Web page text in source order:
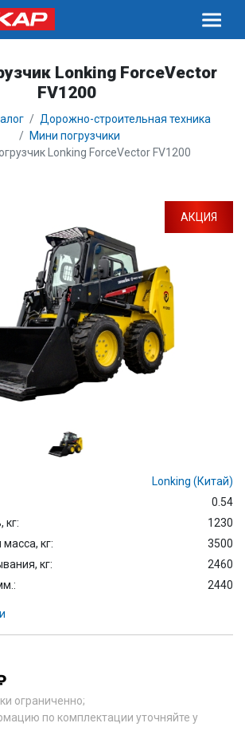
Lonking ForceVector
FV1200
Дорожно-строительная техника
Мини погрузчики
Lonking ForceVector FV1200
АКЦИЯ
Lonking (Китай)
0.54
кг:
1230
кг:
3500
кг:
2460
2440
ограниченно;
по комплектации уточняйте у